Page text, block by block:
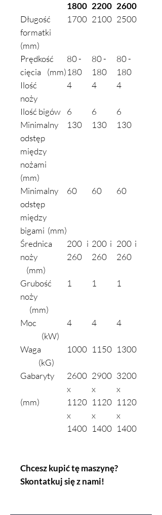
1800 2200 2600
Długość
formatki
(mm)
1700 2100 2500
Prędkość
cięcia (mm)
80 -
180
80 -
180
80 -
180
Ilość
noży
4 4 4
Ilość bigów 6 6
6
Minimalny
odstęp
między
nożami
(mm)
130 130 130
Minimalny
odstęp
między
bigami (mm)
60 60 60
Średnica
noży
(mm)
200 i
260
200 i
260
200 i
260
Grubość
noży
(mm)
1 1 1
Moc
(kW)
4 4 4
Waga
(kG)
1000 1150 1300
Gabaryty
(mm)
2600
x
1120
x
1400
2900
x
1120
x
1400
3200
x
1120
x
1400
Chcesz kupić tę maszynę?
Skontatkuj się z nami!